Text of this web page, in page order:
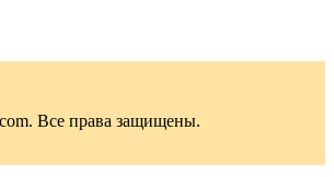
Все права защищены.